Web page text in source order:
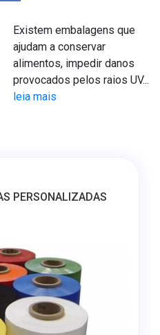
Existem embalagens que
ajudam a conservar
alimentos, impedir danos
provocados pelos raios UV...
leia mais
PERSONALIZADAS